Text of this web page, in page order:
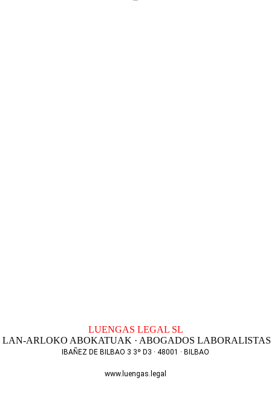
LUENGAS LEGAL SL
LAN-ARLOKO ABOKATUAK · ABOGADOS LABORALISTAS
IBAÑEZ DE BILBAO 3 3º D3 · 48001 · BILBAO
www.luengas.legal